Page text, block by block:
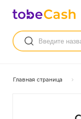
Главная страница